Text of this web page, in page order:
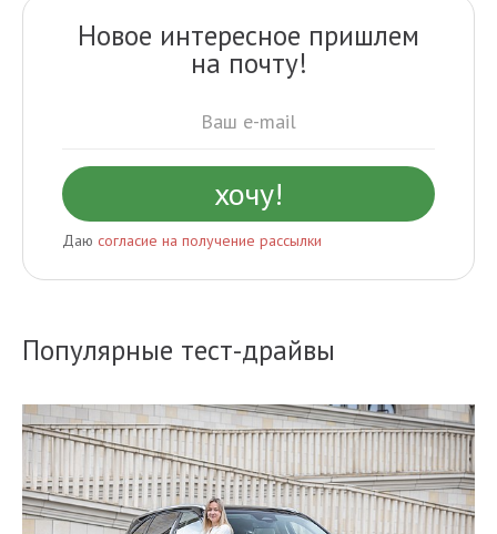
Новое интересное пришлем
на почту!
Даю согласие на получение рассылки
Популярные тест-драйвы